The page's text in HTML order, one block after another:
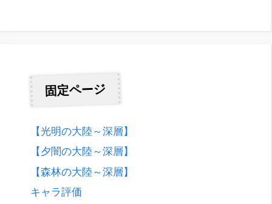
固定ページ
【光明の大陸～深層】
【夕闇の大陸～深層】
【森林の大陸～深層】
キャラ評価